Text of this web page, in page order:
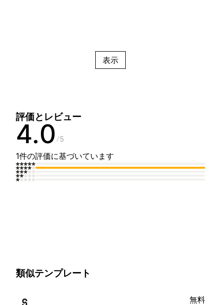
表示
評価とレビュー
4.0 5
1件の評価に基づいています
類似テンプレート
無料